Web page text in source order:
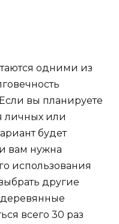
одними из
вы планируете
личных или
будет
вам нужна
использования
другие
деревянные
всего 30 раз